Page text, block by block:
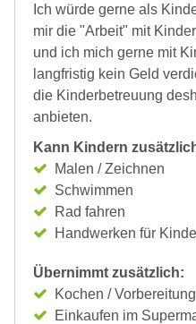
Ich würde gerne als
mir die "Arbeit" mit
und ich mich gerne mit
langfristig kein Geld
die Kinderbetreuung
anbieten.
Kann Kindern
Malen / Zeichnen
Schwimmen
Rad fahren
Handwerken für
Übernimmt zusätzlich:
Kochen /
Einkaufen im